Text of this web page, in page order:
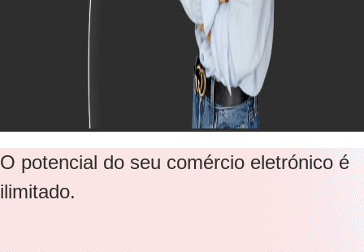
O potencial do seu comércio eletrónico é
ilimitado.